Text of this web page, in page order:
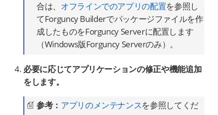
合は、 オフラインでのアプリの配置を参照し
てForguncy Builderでパッケージファイルを作
成したものをForguncy Serverに配置します
（Windows版Forguncy Serverのみ）。
必要に応じてアプリケーションの修正や機能追加
をします。
参考： アプリのメンテナンスを参照してくだ